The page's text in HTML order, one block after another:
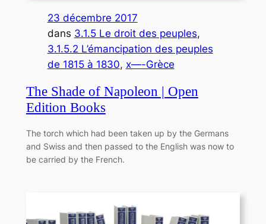
23 décembre 2017
dans 3.1.5 Le droit des peuples
3.1.5.2 L’émancipation des peuples
de 1815 à 1830, x—-Grèce
The Shade of Napoleon | Open
Edition Books
The torch which had been taken up by the Germans
and Swiss and then passed to the English was now to
be carried by the French.